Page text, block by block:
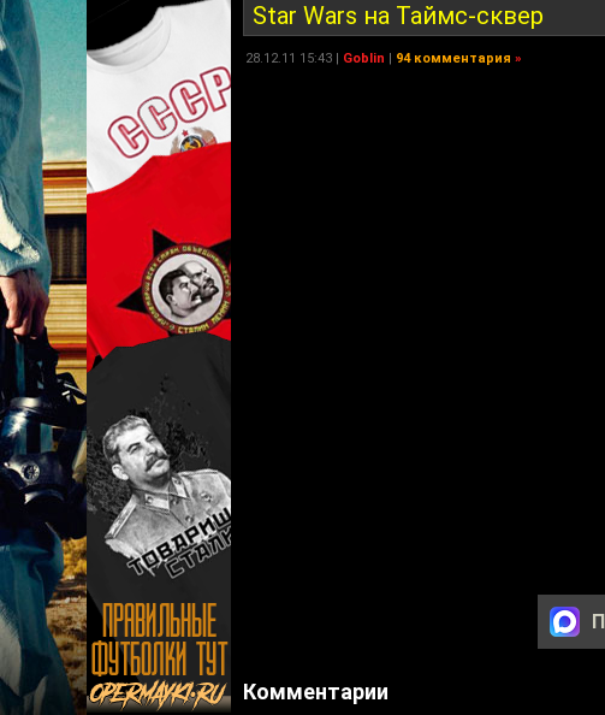
Star Wars на Таймс-сквер
28.12.11 15:43 | Goblin | 94 комментария »
Комментарии